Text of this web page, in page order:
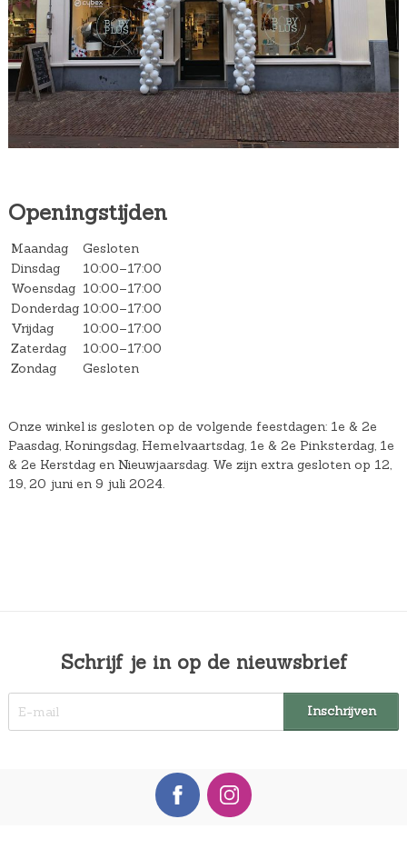
Openingstijden
Maandag
Gesloten
Dinsdag
10:00–17:00
Woensdag 10:00–17:00
Donderdag 10:00–17:00
Vrijdag
10:00–17:00
Zaterdag
10:00–17:00
Zondag
Gesloten
Onze winkel is gesloten op de volgende feestdagen: 1e & 2e
Paasdag, Koningsdag, Hemelvaartsdag, 1e & 2e Pinksterdag, 1e
& 2e Kerstdag en Nieuwjaarsdag. We zijn extra gesloten op 12,
19, 20 juni en 9 juli 2024.
Schrijf je in op de nieuwsbrief